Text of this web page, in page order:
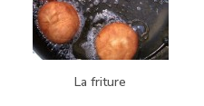
La friture